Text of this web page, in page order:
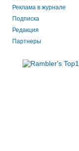
Реклама в журнале
Подписка
Редакция
Партнеры